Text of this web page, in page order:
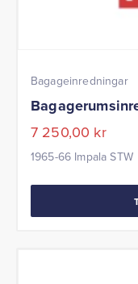
Bagageinredningar
7 250,00 kr
1965-66 Impala STW